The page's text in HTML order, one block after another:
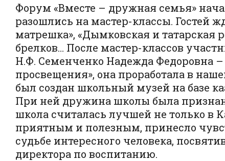
Форум «Вместе – дружная семья»
разошлись на мастер-классы. Гостей
матрешка», «Дымковская и татарская
брелков… После мастер-классов
Н.Ф. Семенченко Надежда Федоровна –
просвещения», она проработала в
был создан школьный музей на базе
При ней дружина школы была
школа считалась лучшей не только в
приятным и полезным, принесло
судьбе интересного человека,
директора по воспитанию.